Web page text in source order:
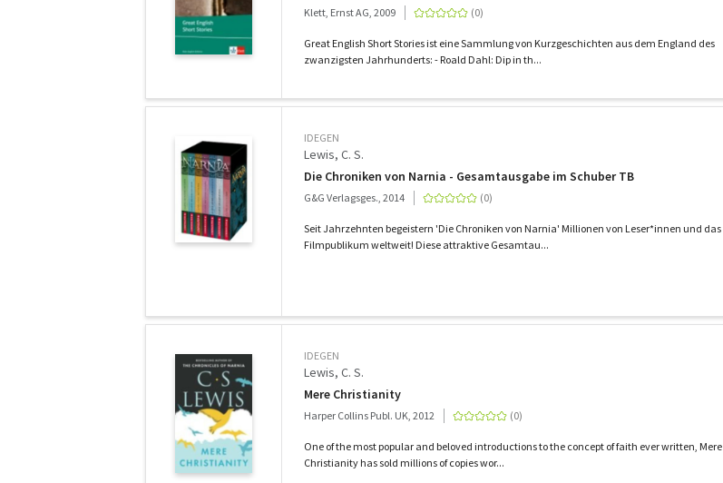
Klett, Ernst AG, 2009
Great English Short Stories ist eine Sammlung von Kurzgeschichten aus dem England des
zwanzigsten Jahrhunderts: - Roald Dahl: Dip in th...
IDEGEN
Lewis, C. S.
Die Chroniken von Narnia - Gesamtausgabe im Schuber TB
G&G Verlagsges., 2014
Seit Jahrzehnten begeistern 'Die Chroniken von Narnia' Millionen von Leser*innen und das
Filmpublikum weltweit! Diese attraktive Gesamtau...
IDEGEN
Lewis, C. S.
Mere Christianity
Harper Collins Publ. UK, 2012
One of the most popular and beloved introductions to the concept of faith ever written, Mere
Christianity has sold millions of copies wor...